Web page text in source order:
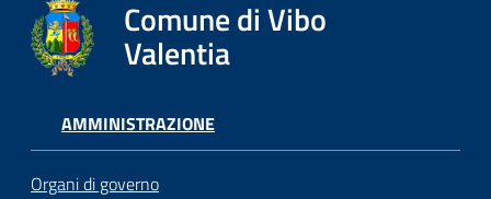
argomenti...
Seguici
su
Comune di Vibo
Valentia
AMMINISTRAZIONE
Organi di governo